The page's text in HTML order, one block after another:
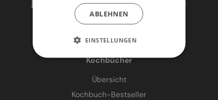
Kochbücher
Übersicht
Kochbuch-Bestseller
ABLEHNEN
EINSTELLUNGEN